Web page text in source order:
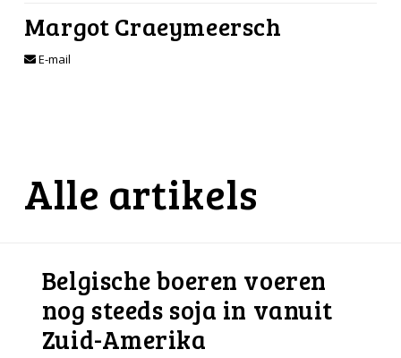
Margot Craeymeersch
E-mail
Alle artikels
Belgische boeren voeren
nog steeds soja in vanuit
Zuid-Amerika